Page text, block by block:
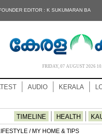
EDITOR : K SUKUMARAN BA
FRIDAY, 07 AUGUST 2026
AUDIO KERALA
TIMELINE HEALTH
/ MY HOME & TIPS